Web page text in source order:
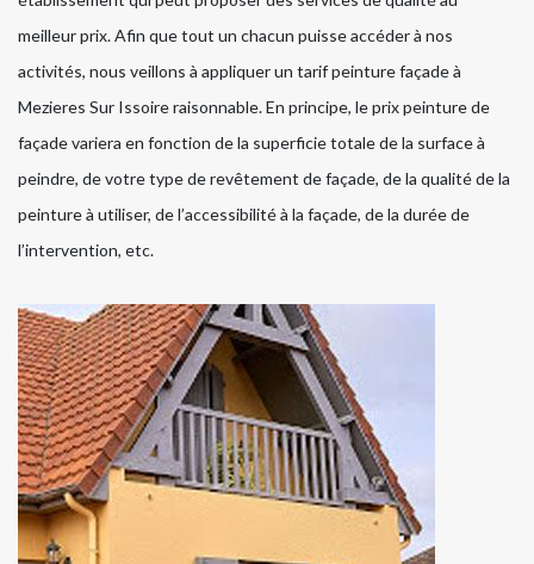
meilleur prix. Afin que tout un chacun puisse accéder à nos
activités, nous veillons à appliquer un tarif peinture façade à
Mezieres Sur Issoire raisonnable. En principe, le prix peinture de
façade variera en fonction de la superficie totale de la surface à
peindre, de votre type de revêtement de façade, de la qualité de la
peinture à utiliser, de l’accessibilité à la façade, de la durée de
l’intervention, etc.